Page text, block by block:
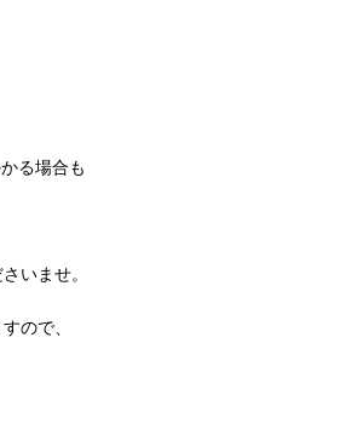
る場合も
いませ。
ので、